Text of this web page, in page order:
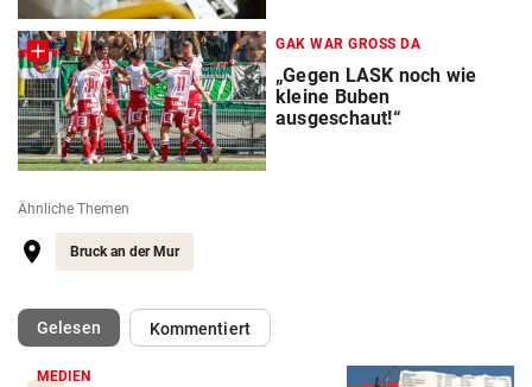
GAK WAR GROSS DA
„Gegen LASK noch wie
kleine Buben
ausgeschaut!“
Ähnliche Themen
Bruck an der Mur
Gelesen(ausgewählt)Kommentiert
MEDIEN